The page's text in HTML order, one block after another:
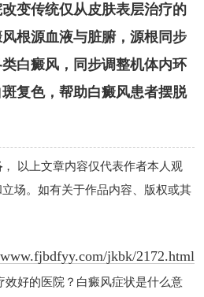
变传统仅从皮肤表层治疗的
根源血液与脏腑，源根同步
白癜风，同步调整机体内环
复色，帮助白癜风患者摆脱
， 以上文章内容仅代表作者本人观
场。如有关于作品内容、版权或其
jkbk/2172.html
效好的医院？白癜风症状是什么意